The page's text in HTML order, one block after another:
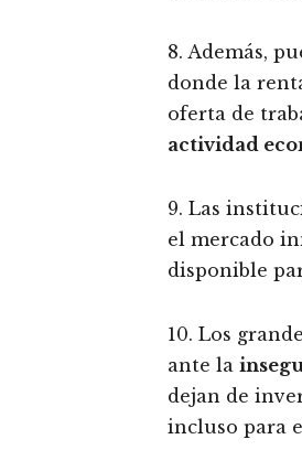
8. Además,
donde la
oferta de
actividad
9. Las
el mercado
disponible
10. Los
ante la
dejan de
incluso para